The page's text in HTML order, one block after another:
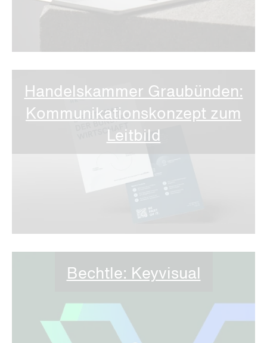
Handels­kammer Graubünden:
Kommunikations­konzept zum
Leitbild
Bechtle: Keyvisual